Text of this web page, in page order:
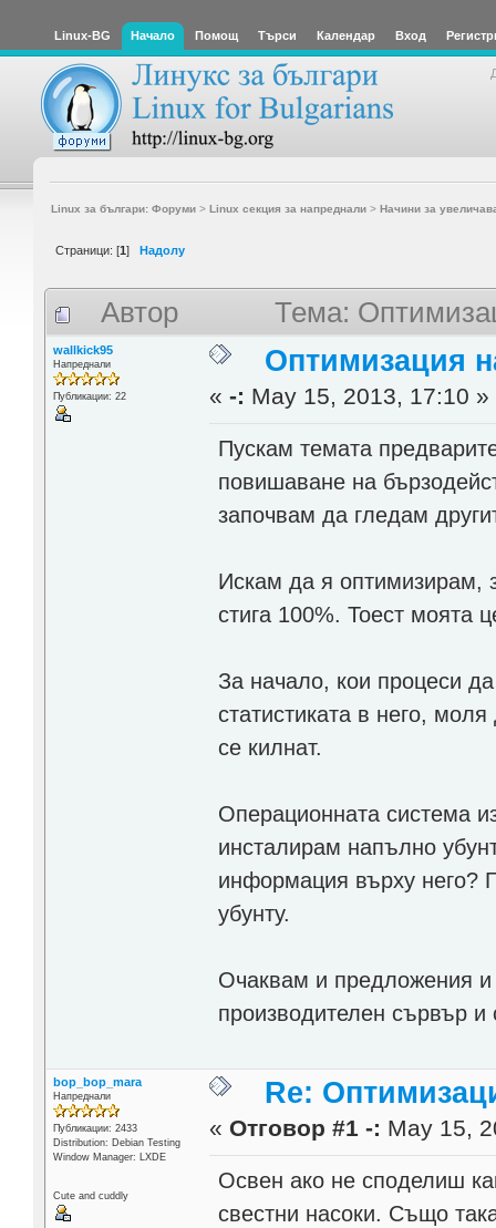
Linux-BG Начало Помощ Търси Календар Вход
Linux за българи: Форуми> Linux секция за напреднали> Начини за
Страници: [1] Надолу
Автор Тема:
wallkick95
Напреднали
Публикации: 22
Оптимизация
«-: May 15, 2013, 17:10 »
Пускам темата
повишаване на
започвам да гледам
Искам да я оптимизирам,
стига 100%. Тоест моята
За начало, кои процеси
статистиката в него,
се килнат.
Операционната система
инсталирам напълно
информация върху него?
убунту.
Очаквам и предложения
производителен сървър
bop_bop_mara
Напреднали
Публикации: 2433
Distribution: Debian Testing
Window Manager: LXDE
Cute and cuddly
Re:
« Отговор #1 -: May 15,
Освен ако не споделиш
свестни насоки. Също